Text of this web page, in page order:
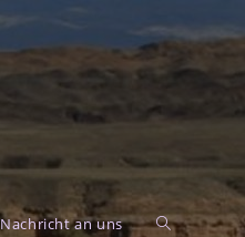
Nachricht an uns Toggle